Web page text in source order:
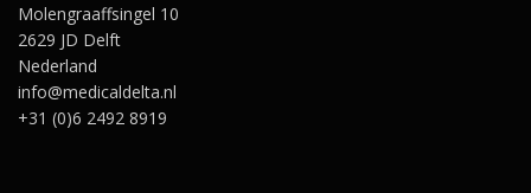
Molengraaffsingel 10
2629 JD Delft
Nederland
info@medicaldelta.nl
+31 (0)6 2492 8919